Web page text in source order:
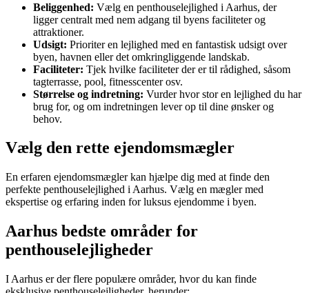
Beliggenhed: Vælg en penthouselejlighed i Aarhus, der
ligger centralt med nem adgang til byens faciliteter og
attraktioner.
Udsigt: Prioriter en lejlighed med en fantastisk udsigt over
byen, havnen eller det omkringliggende landskab.
Faciliteter: Tjek hvilke faciliteter der er til rådighed, såsom
tagterrasse, pool, fitnesscenter osv.
Størrelse og indretning: Vurder hvor stor en lejlighed du har
brug for, og om indretningen lever op til dine ønsker og
behov.
Vælg den rette ejendomsmægler
En erfaren ejendomsmægler kan hjælpe dig med at finde den
perfekte penthouselejlighed i Aarhus. Vælg en mægler med
ekspertise og erfaring inden for luksus ejendomme i byen.
Aarhus bedste områder for
penthouselejligheder
I Aarhus er der flere populære områder, hvor du kan finde